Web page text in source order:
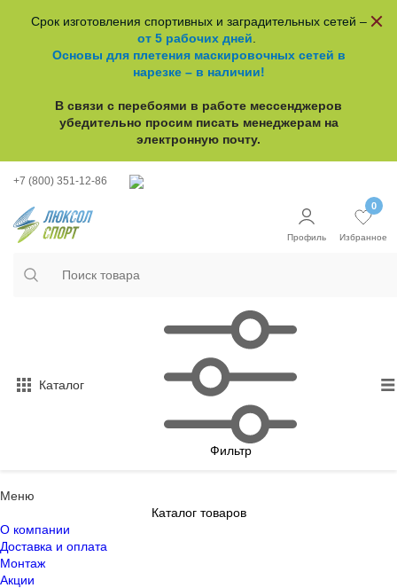
Срок изготовления спортивных и заградительных сетей –
от 5 рабочих дней
Основы для плетения маскировочных сетей в
нарезке – в наличии!
В связи с перебоями в работе мессенджеров
убедительно просим писать менеджерам на
электронную почту.
+7 (800) 351-12-86
Профиль
0
Избранное
Каталог
Фильтр
Меню
Каталог товаров
О компании
Доставка и оплата
Монтаж
Акции